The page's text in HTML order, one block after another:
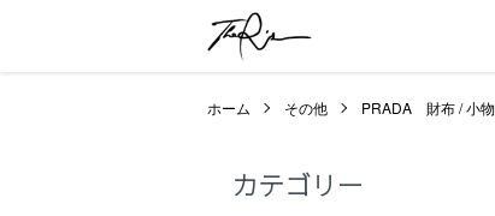
ホーム その他 PRADA 財布 / 小物
カテゴリー